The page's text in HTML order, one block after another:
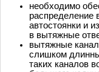
необходимо
распределение
автостоянки и
в вытяжные
вытяжные
слишком
таких каналов